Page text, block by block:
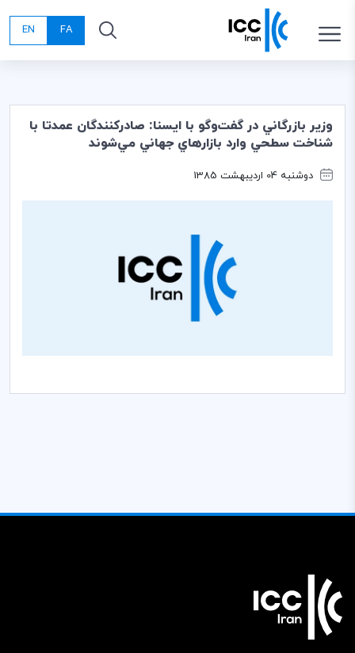
FA
EN
وزير بازرگاني در گفت‌وگو با ايسنا: صادركنندگان عمدتا با
شناخت سطحي وارد بازارهاي جهاني مي‌شوند
دوشنبه 04 اردیبهشت 1385